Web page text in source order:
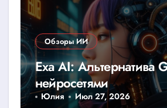
Обзоры ИИ
Exa AI: Альтернатива
нейросетями
Юлия Июл 27, 2026